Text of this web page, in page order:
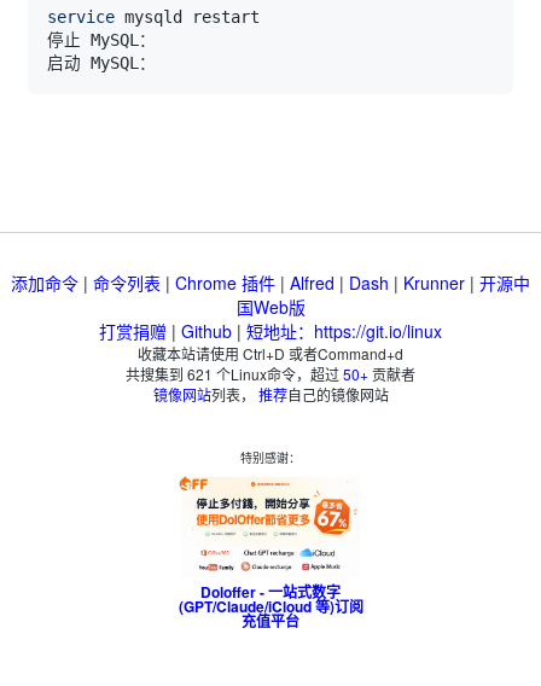
service
停止 MySQL
启动 MySQL
添加命令 | 命令列表 | Chrome 插件 | Alfred | Dash | Krunner | 开源中
国Web版
打赏捐赠 | Github | 短地址：https://git.io/linux
收藏本站请使用 Ctrl+D 或者Command+d
共搜集到 621 个Linux命令，超过50+贡献者
镜像网站列表， 推荐自己的镜像网站
特别感谢：
Doloffer - 一站式数字
(GPT/Claude/iCloud 等)订阅
充值平台